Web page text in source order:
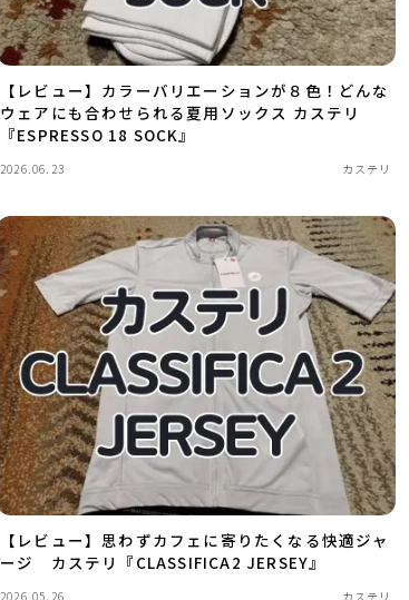
【レビュー】カラーバリエーションが８色！どんな
ウェアにも合わせられる夏用ソックス カステリ
『ESPRESSO 18 SOCK』
2026.06.23 カステリ
【レビュー】思わずカフェに寄りたくなる快適ジャ
ージ カステリ『CLASSIFICA2 JERSEY』
2026.05.26 カステリ